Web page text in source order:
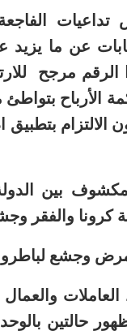
الفاجعة
الرقم مرجح
الأرباح
الالتزام
بين
والفقر
وجشع
والعمال
حالتين بالوحدة